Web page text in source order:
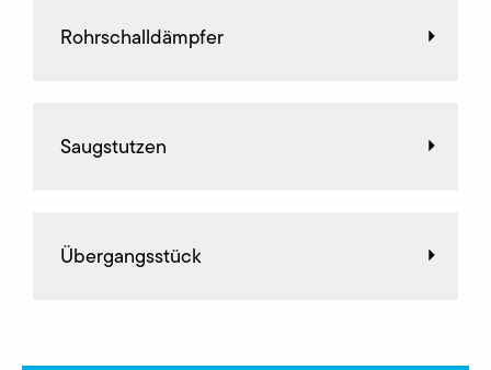
Rohrschalldämpfer
Saugstutzen
Übergangsstück